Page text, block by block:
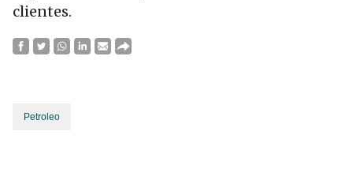
clientes.
Petroleo